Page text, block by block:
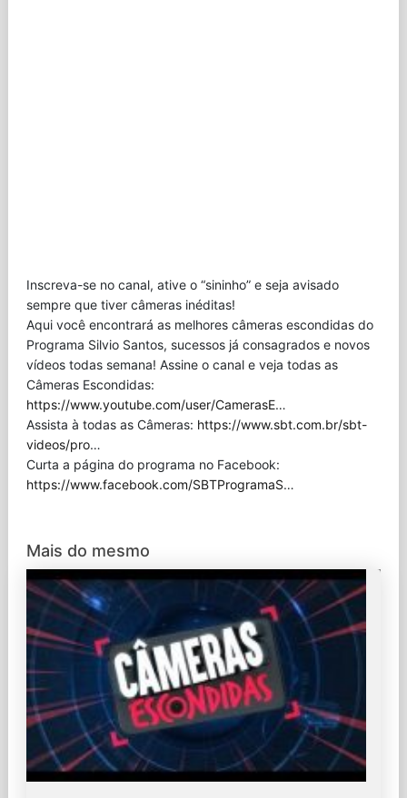
Inscreva-se no canal, ative o “sininho” e seja avisado
sempre que tiver câmeras inéditas!
Aqui você encontrará as melhores câmeras escondidas do
Programa Silvio Santos, sucessos já consagrados e novos
vídeos todas semana! Assine o canal e veja todas as
Câmeras Escondidas:
https://www.youtube.com/user/CamerasE…
Assista à todas as Câmeras: https://www.sbt.com.br/sbt-
videos/pro…
Curta a página do programa no Facebook:
https://www.facebook.com/SBTProgramaS…
Mais do mesmo